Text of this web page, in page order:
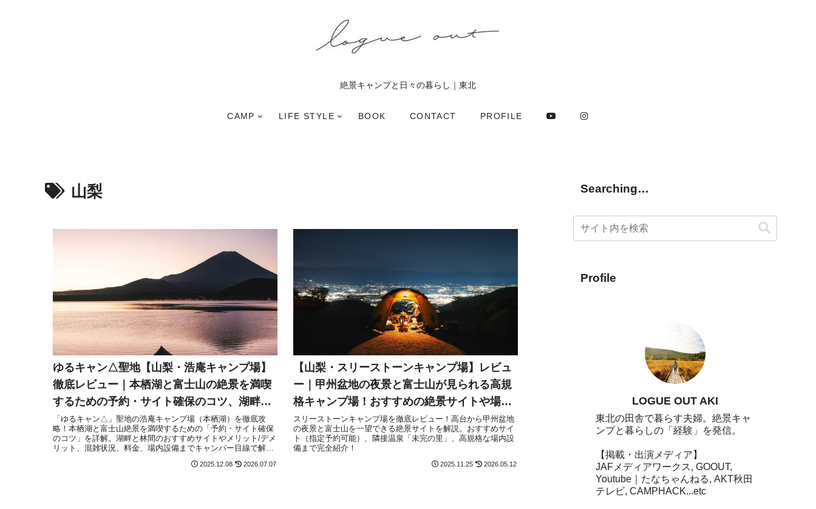
絶景キャンプと日々の暮らし｜東北
CAMP LIFE STYLE BOOK CONTACT PROFILE
山梨
ゆるキャン△聖地【山梨・浩庵キャンプ場】
徹底レビュー｜本栖湖と富士山の絶景を満喫
するための予約・サイト確保のコツ、湖畔・
林間おすすめサイトも解説！
「ゆるキャン△」聖地の浩庵キャンプ場（本栖湖）を徹底攻
略！本栖湖と富士山絶景を満喫するための「予約・サイト確保
のコツ」を詳解。湖畔と林間のおすすめサイトやメリット/デメ
リット、混雑状況、料金、場内設備までキャンパー目線で解説
2025.12.08 2026.07.07
【山梨・スリーストーンキャンプ場】レビュ
ー｜甲州盆地の夜景と富士山が見られる高規
格キャンプ場！おすすめの絶景サイトや場内
設備を解説
スリーストーンキャンプ場を徹底レビュー！高台から甲州盆地
の夜景と富士山を一望できる絶景サイトを解説。おすすめサイ
ト（指定予約可能）、隣接温泉「未完の里」、高規格な場内設
備まで完全紹介！
2025.11.25 2026.05.12
Searching…
Profile
LOGUE OUT AKI
東北の田舎で暮らす夫婦。絶景キャ
ンプと暮らしの「経験」を発信。
【掲載・出演メディア】
JAFメディアワークス, GOOUT,
Youtube｜たなちゃんねる, AKT秋田
テレビ, CAMPHACK...etc